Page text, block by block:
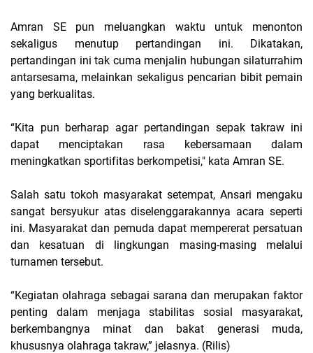
Amran SE pun meluangkan waktu untuk menonton
sekaligus menutup pertandingan ini. Dikatakan,
pertandingan ini tak cuma menjalin hubungan silaturrahim
antarsesama, melainkan sekaligus pencarian bibit pemain
yang berkualitas.
“Kita pun berharap agar pertandingan sepak takraw ini
dapat menciptakan rasa kebersamaan dalam
meningkatkan sportifitas berkompetisi," kata Amran SE.
Salah satu tokoh masyarakat setempat, Ansari mengaku
sangat bersyukur atas diselenggarakannya acara seperti
ini. Masyarakat dan pemuda dapat mempererat persatuan
dan kesatuan di lingkungan masing-masing melalui
turnamen tersebut.
“Kegiatan olahraga sebagai sarana dan merupakan faktor
penting dalam menjaga stabilitas sosial masyarakat,
berkembangnya minat dan bakat generasi muda,
khususnya olahraga takraw,” jelasnya. (Rilis)